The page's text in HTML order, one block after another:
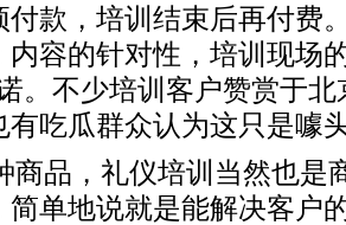
付款，培训结束后再付费
内容的针对性，培训现场
。不少培训客户赞赏于
有吃瓜群众认为这只是噱
商品，礼仪培训当然也是
简单地说就是能解决客户